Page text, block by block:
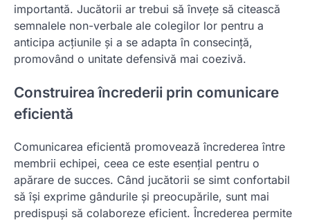
importantă. Jucătorii ar trebui să învețe să citească
semnalele non-verbale ale colegilor lor pentru a
anticipa acțiunile și a se adapta în consecință,
promovând o unitate defensivă mai coezivă.
Construirea încrederii prin comunicare
eficientă
Comunicarea eficientă promovează încrederea între
membrii echipei, ceea ce este esențial pentru o
apărare de succes. Când jucătorii se simt confortabil
să își exprime gândurile și preocupările, sunt mai
predispuși să colaboreze eficient. Încrederea permite